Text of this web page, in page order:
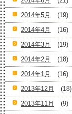
2014年5月
(19)
2014年4月
(16)
2014年3月
(19)
2014年2月
(18)
2014年1月
(16)
2013年12月
(18)
2013年11月
(9)